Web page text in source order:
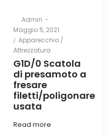
ByAdmin
Posted
on
Maggio 5, 2021
Posted
in
Apparecchio /
Attrezzatura
G1D/0 Scatola
di presamoto a
fresare
filetti/poligonare
usata
Read more